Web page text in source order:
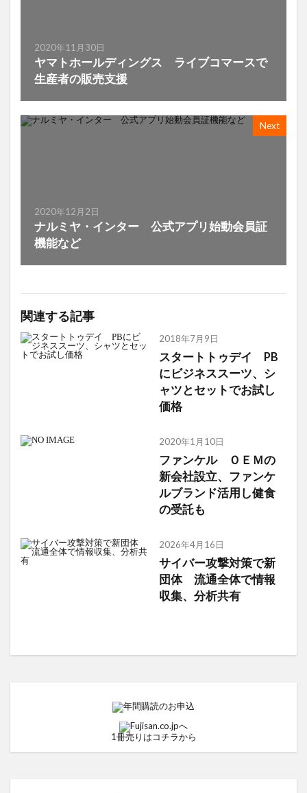
2020年11月30日
ヤマトホールディングス ライブコマースで
生産者の販売支援
Next
2020年12月2日
ナルミヤ・インター 公式アプリ始動会員証
機能など
関連する記事
2018年7月9日
スタートトゥデイ PB
にビジネススーツ、シ
ャツとセットでお試し
価格
2020年1月10日
ファンケル ＯＥＭの
新会社設立、ファンケ
ルブランド活用し健食
の受託も
2026年4月16日
サイバー攻撃対策で新
団体 流通全体で情報
収集、分析共有
1冊売りはコチラから